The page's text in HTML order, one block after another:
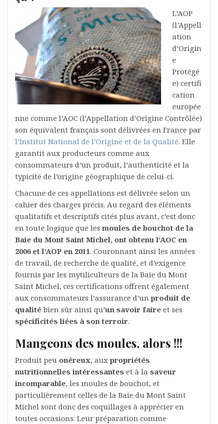
L’AOP
(l’Appell
ation
d’Origin
e
Protégé
e) certifi
cation
europée
nne comme l’AOC (l’Appellation d’Origine Contrôlée)
son équivalent français sont délivrées en France par
l’Institut National de l’Origine et de la Qualité. Elle
garantit aux producteurs comme aux
consommateurs d’un produit, l’authenticité et la
typicité de l’origine géographique de celui-ci.
Chacune de ces appellations est délivrée selon un
cahier des charges précis. Au regard des éléments
qualitatifs et descriptifs cités plus avant, c’est donc
en toute logique que lesmoules de bouchot de la
Baie du Mont Saint Michel, ont obtenu l’AOC en
2006 et l’AOP en 2011. Couronnant ainsi les années
de travail, de recherche de qualité, et d’exigence
fournis par les mytiliculteurs de la Baie du Mont
Saint Michel, ces certifications offrent également
aux consommateurs l’assurance d’un produit de
qualité bien sûr ainsi qu’un savoir faire et ses
spécificités liées à son terroir.
Mangeons des moules, alors !!!
Produit peu onéreux, aux propriétés
nutritionnelles intéressantes et à la saveur
incomparable, les moules de bouchot, et
particulièrement celles de la Baie du Mont Saint
Michel sont donc des coquillages à apprécier en
toutes occasions. Leur préparation comme